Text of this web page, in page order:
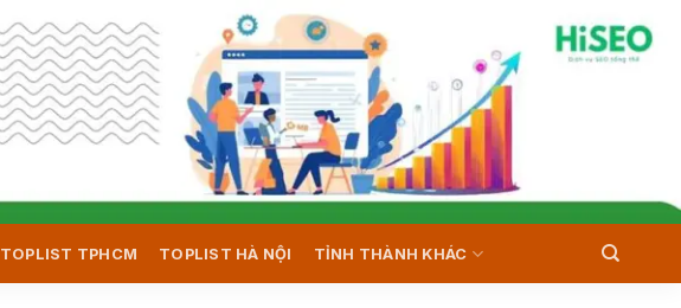
TOPLIST TPHCM TOPLIST HÀ NỘI TỈNH THÀNH KHÁC